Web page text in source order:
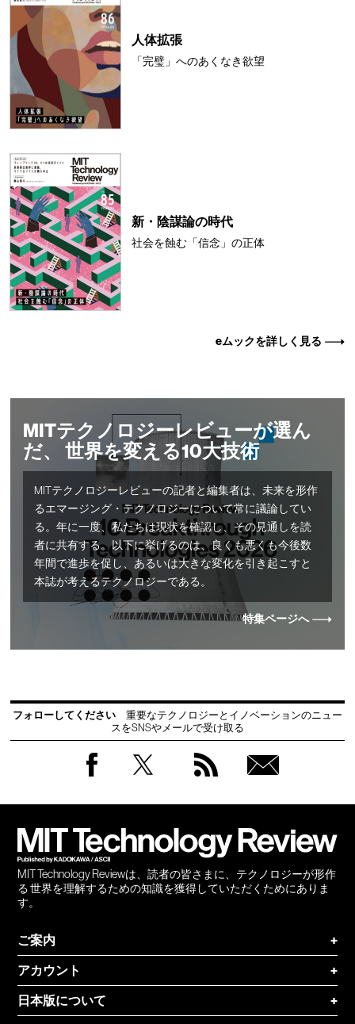
人体拡張
「完璧」へのあくなき欲望
新・陰謀論の時代
社会を蝕む「信念」の正体
eムックを詳しく見る
MITテクノロジーレビューが選ん
だ、 世界を変える10大技術
MITテクノロジーレビューの記者と編集者は、未来を形作
るエマージング・テクノロジーについて常に議論してい
る。年に一度、私たちは現状を確認し、その見通しを読
者に共有する。以下に挙げるのは、良くも悪くも今後数
年間で進歩を促し、あるいは大きな変化を引き起こすと
本誌が考えるテクノロジーである。
特集ページへ
フォローしてください
重要なテクノロジーとイノベーションのニュー
スをSNSやメールで受け取る
MIT Technology Reviewは、読者の皆さまに、テクノロジーが形作
る 世界を理解するための知識を獲得していただくためにありま
す。
ご案内
+
アカウント
+
日本版について
+